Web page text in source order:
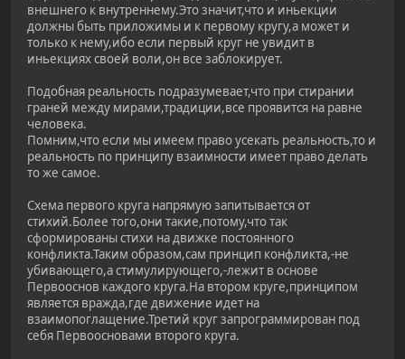
внешнего к внутреннему.Это значит,что и иньекции
должны быть приложимы и к первому кругу,а может и
только к нему,ибо если первый круг не увидит в
иньекциях своей воли,он все заблокирует.
Подобная реальность подразумевает,что при стирании
граней между мирами,традиции,все проявится на равне
человека.
Помним,что если мы имеем право усекать реальность,то и
реальность по принципу взаимности имеет право делать
то же самое.
Cхема первого круга напрямую запитывается от
стихий.Более того,они такие,потому,что так
сформированы стихи на движке постоянного
конфликта.Таким образом,сам принцип конфликта,-не
убивающего,а стимулирующего,-лежит в основе
Первооснов каждого круга.На втором круге,принципом
является вражда,где движение идет на
взаимопоглащение.Третий круг запрограммирован под
себя Первоосновами второго круга.